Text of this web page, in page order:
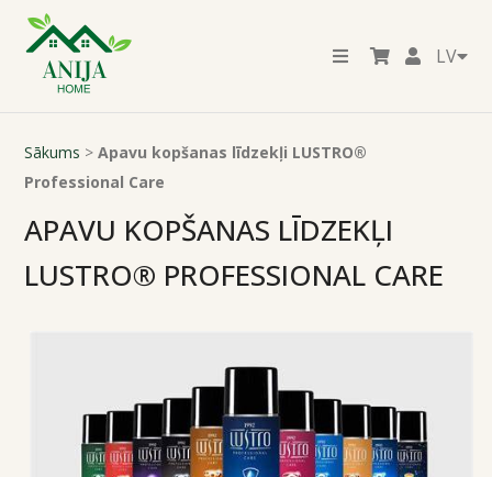
LV
Sākums >Apavu kopšanas līdzekļi LUSTRO®
Professional Care
APAVU KOPŠANAS LĪDZEKĻI
LUSTRO® PROFESSIONAL CARE